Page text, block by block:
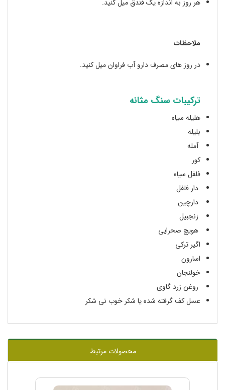
هر روز به اندازه یک فندق میل کنید.
ملاحظات
در روز های مصرف دارو آب فراوان میل کنید.
ترکیبات سنگ مثانه
هلیله سیاه
بلیله
آمله
کور
فلفل سیاه
دار فلفل
دارچین
زنجبیل
هویچ صحرایی
اگیر ترکی
اسارون
خولنجان
روغن زرد گاوی
عسل کف گرفته شده یا شکر خوب نی شکر
محصولات مرتبط